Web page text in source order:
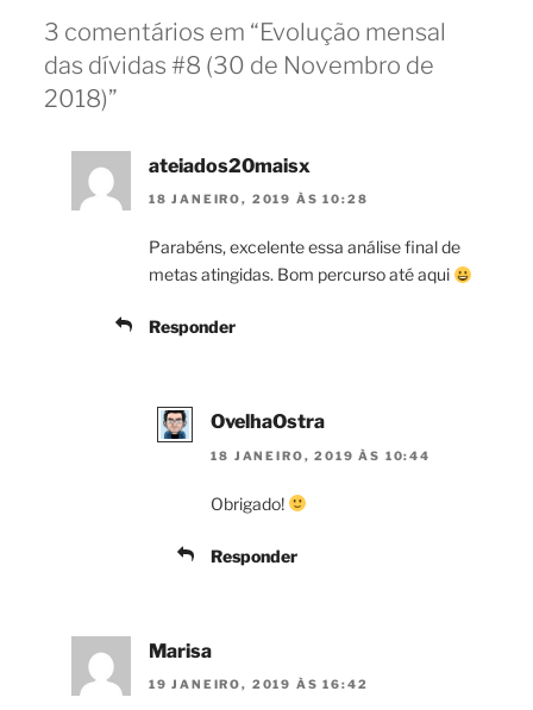
3 comentários em “Evolução mensal
das dívidas #8 (30 de Novembro de
2018)”
ateiados20maisx
18 JANEIRO, 2019 ÀS 10:28
Parabéns, excelente essa análise final de
metas atingidas. Bom percurso até aqui
Responder
OvelhaOstra
18 JANEIRO, 2019 ÀS 10:44
Obrigado!
Responder
Marisa
19 JANEIRO, 2019 ÀS 16:42